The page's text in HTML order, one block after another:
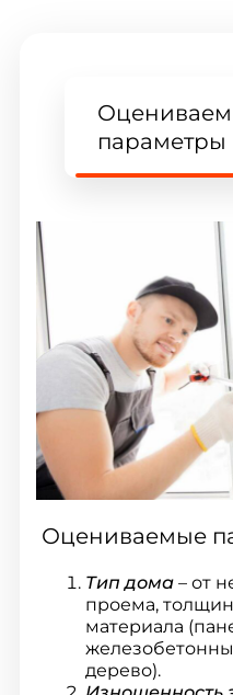
параметры
Оцениваемые
Тип дома– от
проема,
материала
дерево).